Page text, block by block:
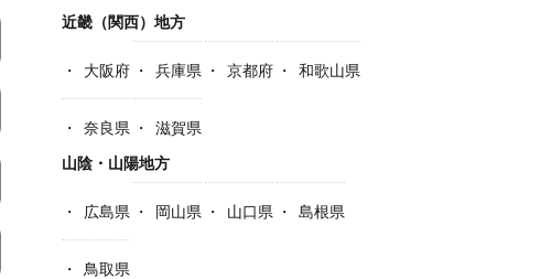
近畿（関西）地方
大阪府 兵庫県 京都府 和歌山県
奈良県
滋賀県
山陰・山陽地方
広島県 岡山県 山口県 島根県
鳥取県